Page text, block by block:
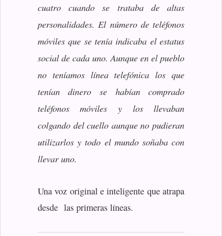
cuatro cuando se trataba de altas
personalidades. El número de teléfonos
móviles que se tenía indicaba el estatus
social de cada uno. Aunque en el pueblo
no teníamos línea telefónica los que
tenían dinero se habían comprado
teléfonos móviles y los llevaban
colgando del cuello aunque no pudieran
utilizarlos y todo el mundo soñaba con
llevar uno.
Una voz original e inteligente que atrapa
desde las primeras líneas.